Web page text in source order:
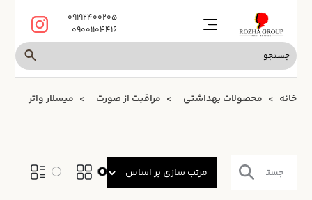
09192400205
09001104416
خانه محصولات بهداشتی مراقبت از صورت میسلار واتر